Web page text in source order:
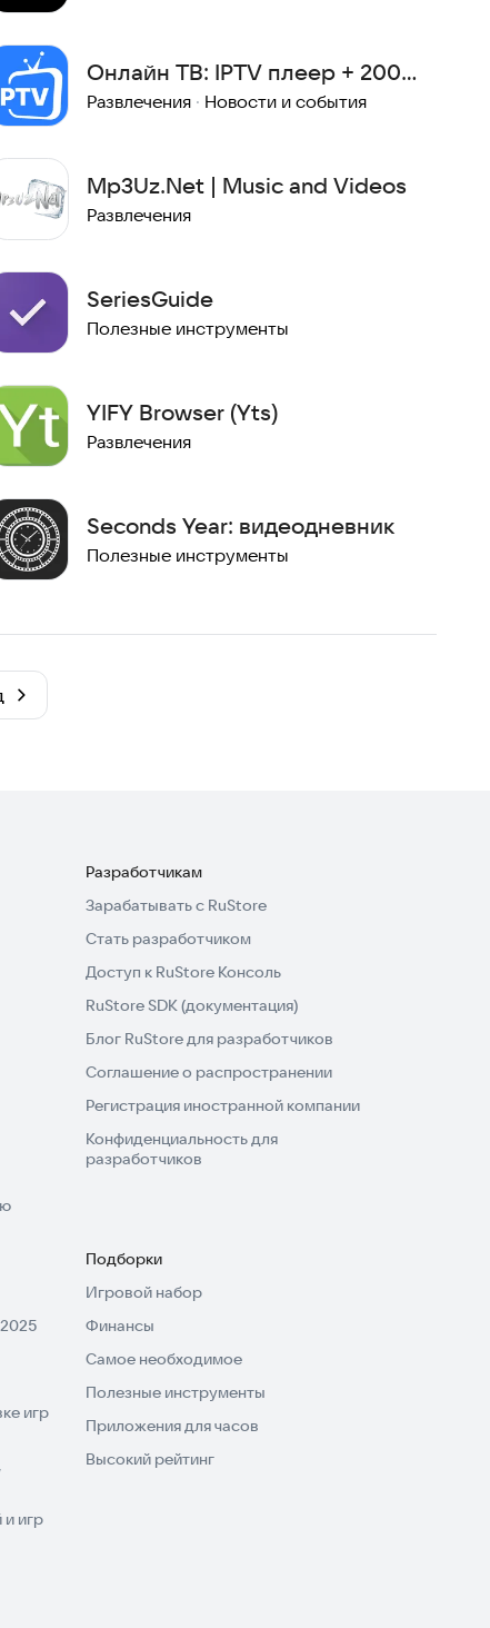
Онлайн ТВ: IPTV плеер + 200
русских ТВ каналов
Развлечения · Новости и события
Mp3Uz.Net | Music and Videos
Развлечения
SeriesGuide
Полезные инструменты
YIFY Browser (Yts)
Развлечения
Seconds Year: видеодневник
Полезные инструменты
Разработчикам
Зарабатывать с RuStore
Стать разработчиком
Доступ к RuStore Консоль
RuStore SDK (документация)
Блог RuStore для разработчиков
Соглашение о распространении
Регистрация иностранной компании
Конфиденциальность для
разработчиков
игр
игр
Подборки
Игровой набор
Финансы
Самое необходимое
Полезные инструменты
Приложения для часов
Высокий рейтинг